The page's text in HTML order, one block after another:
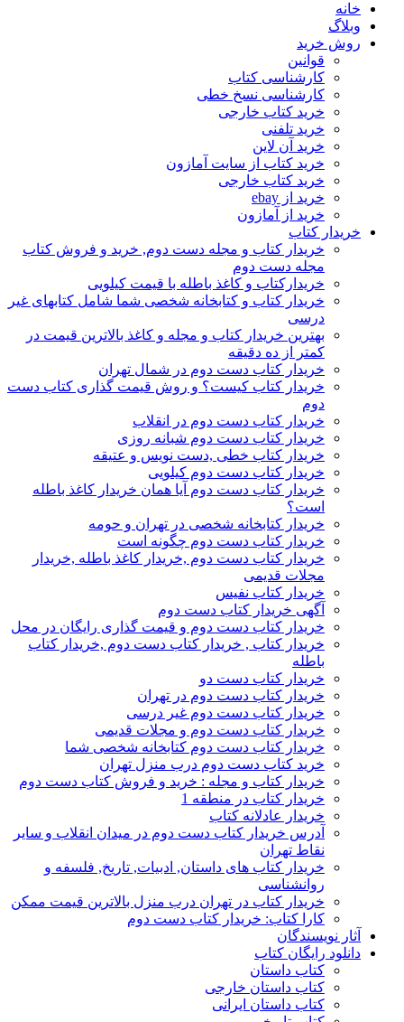
خانه
وبلاگ
روش خرید
قوانین
کارشناسی کتاب
کارشناسی نسخ خطی
خرید کتاب خارجی
خرید تلفنی
خرید آن لاین
خرید کتاب از سایت آمازون
خرید کتاب خارجی
خرید از ebay
خرید از آمازون
خریدار کتاب
خریدار کتاب و مجله دست دوم, خرید و فروش کتاب
مجله دست دوم
خریدارکتاب و کاغذ باطله با قیمت کیلویی
خریدار کتاب و کتابخانه شخصی شما شامل کتابهای غیر
درسی
بهترین خریدار کتاب و مجله و کاغذ بالاترین قیمت در
کمتر از ده دقیقه
خریدار کتاب دست دوم در شمال تهران
خریدار کتاب کیست؟ و روش قیمت گذاری کتاب دست
دوم
خریدار کتاب دست دوم در انقلاب
خریدار کتاب دست دوم شبانه روزی
خریدار کتاب خطی ,دست نویس و عتیقه
خریدار کتاب دست دوم کیلویی
خریدار کتاب دست دوم آیا همان خریدار کاغذ باطله
است؟
خریدار کتابخانه شخصی در تهران و حومه
خریدار کتاب دست دوم چگونه است
خریدار کتاب دست دوم ,خریدار کاغذ باطله ,خریدار
مجلات قدیمی
خریدار کتاب نفیس
آگهی خریدار کتاب دست دوم
خریدار کتاب دست دوم و قیمت گذاری رایگان در محل
خریدار کتاب , خریدار کتاب دست دوم ,خریدار کتاب
باطله
خریدار کتاب دست دو
خریدار کتاب دست دوم در تهران
خریدار کتاب دست دوم غیر درسی
خریدار کتاب دست دوم و مجلات قدیمی
خریدار کتاب دست دوم کتابخانه شخصی شما
خرید کتاب دست دوم درب منزل تهران
خریدار کتاب و مجله : خرید و فروش کتاب دست دوم
خریدار کتاب در منطقه 1
خریدار عادلانه کتاب
آدرس خریدار کتاب دست دوم در میدان انقلاب و سایر
نقاط تهران
خریدار کتاب های داستان, ادبیات, تاریخ, فلسفه و
روانشناسی
خریدار کتاب در تهران درب منزل بالاترین قیمت ممکن
کارا کتاب: خریدار کتاب دست دوم
آثار نویسندگان
دانلود رایگان کتاب
کتاب داستان
کتاب داستان خارجی
کتاب داستان ایرانی